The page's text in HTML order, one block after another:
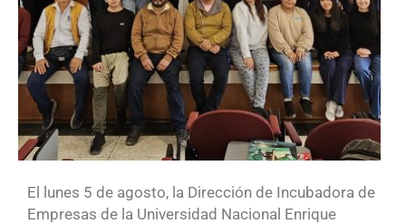
El lunes 5 de agosto, la Dirección de Incubadora de
Empresas de la Universidad Nacional Enrique